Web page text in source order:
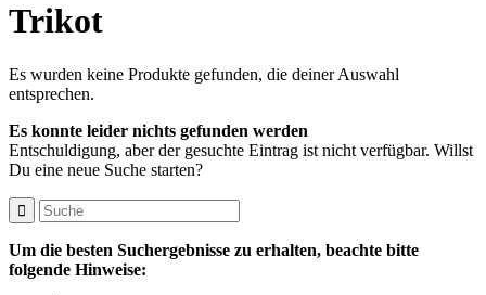
Trikot
Es wurden keine Produkte gefunden, die deiner Auswahl
entsprechen.
Es konnte leider nichts gefunden werden
Entschuldigung, aber der gesuchte Eintrag ist nicht verfügbar. Willst
Du eine neue Suche starten?
Um die besten Suchergebnisse zu erhalten, beachte bitte
folgende Hinweise: